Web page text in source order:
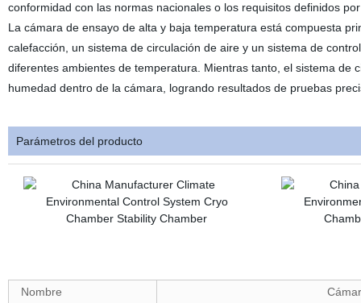
conformidad con las normas nacionales o los requisitos definidos
La cámara de ensayo de alta y baja temperatura está compuesta
calefacción, un sistema de circulación de aire y un sistema de
diferentes ambientes de temperatura. Mientras tanto, el sistema
humedad dentro de la cámara, logrando resultados de pruebas
Parámetros del producto
Nombre